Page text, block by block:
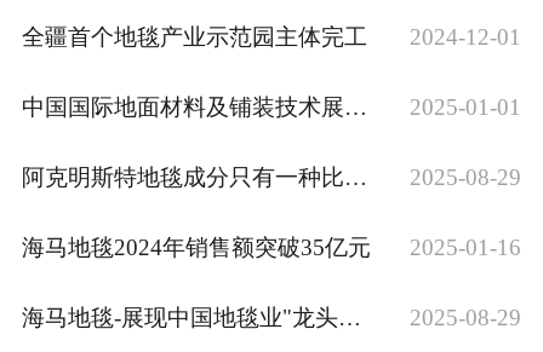
全疆首个地毯产业示范园主体完工 2024-12-01
中国国际地面材料及铺装技术展览会二十六周年 2025-01-01
阿克明斯特地毯成分只有一种比例吗？ 2025-08-29
海马地毯2024年销售额突破35亿元 2025-01-16
海马地毯-展现中国地毯业"龙头老大"精神面貌 2025-08-29